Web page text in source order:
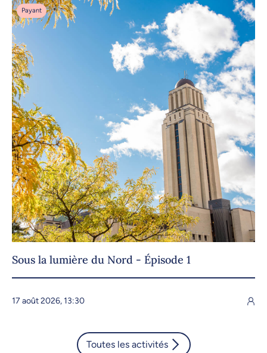
Payant
Sous la lumière du Nord - Épisode 1
17 août 2026, 13:30
Toutes les activités